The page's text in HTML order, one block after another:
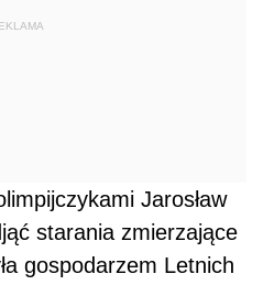
Jarosław
starania zmierzające
gospodarzem Letnich